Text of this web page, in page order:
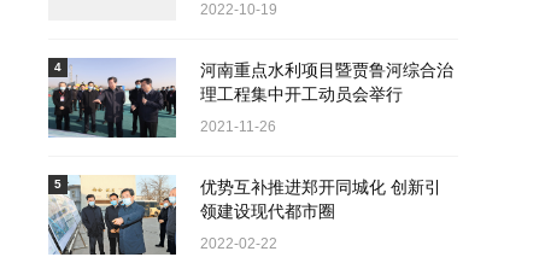
2022-10-19
河南重点水利项目暨贾鲁河综合治
理工程集中开工动员会举行
2021-11-26
4
优势互补推进郑开同城化 创新引
领建设现代都市圈
2022-02-22
5